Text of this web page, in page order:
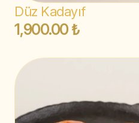
Düz Kadayıf
1,900.00 ₺